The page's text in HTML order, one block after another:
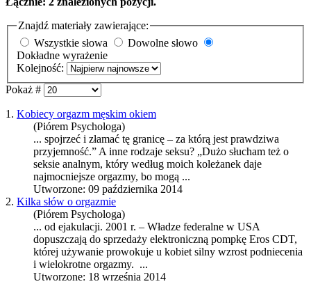
Znajdź materiały zawierające:
Wszystkie słowa
Dowolne słowo
Dokładne wyrażenie
Kolejność:
Pokaż #
1. Kobiecy orgazm męskim okiem
(Piórem Psychologa)
... spojrzeć i złamać tę granicę – za którą jest prawdziwa
przyjemność.” A inne rodzaje seksu? „Dużo słucham też o
seksie analnym, który według moich koleżanek daje
najmocniejsze orgazmy, bo mogą ...
Utworzone: 09 października 2014
2. Kilka słów o orgazmie
(Piórem Psychologa)
... od ejakulacji. 2001 r. – Władze federalne w USA
dopuszczają do sprzedaży elektroniczną pompkę Eros CDT,
której używanie prowokuje u kobiet silny wzrost podniecenia
i wielokrotne orgazmy. ...
Utworzone: 18 września 2014